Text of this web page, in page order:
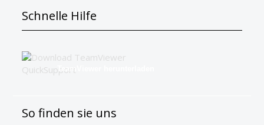
Schnelle Hilfe
TeamViewer herunterladen
So finden sie uns